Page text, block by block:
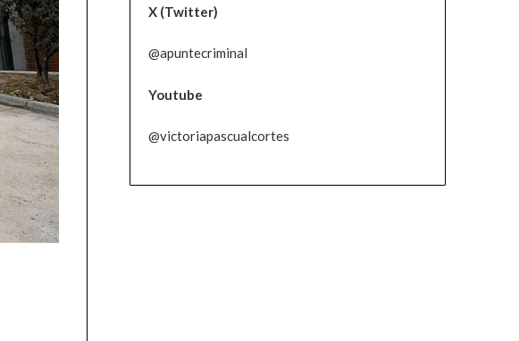
X (Twitter)
@apuntecriminal
Youtube
@victoriapascualcortes